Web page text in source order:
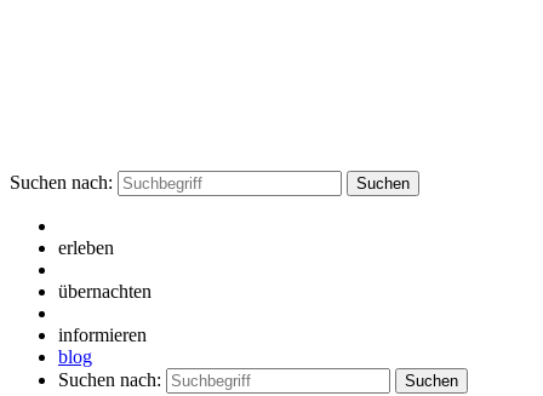
Suchen nach:
erleben
übernachten
informieren
blog
Suchen nach: